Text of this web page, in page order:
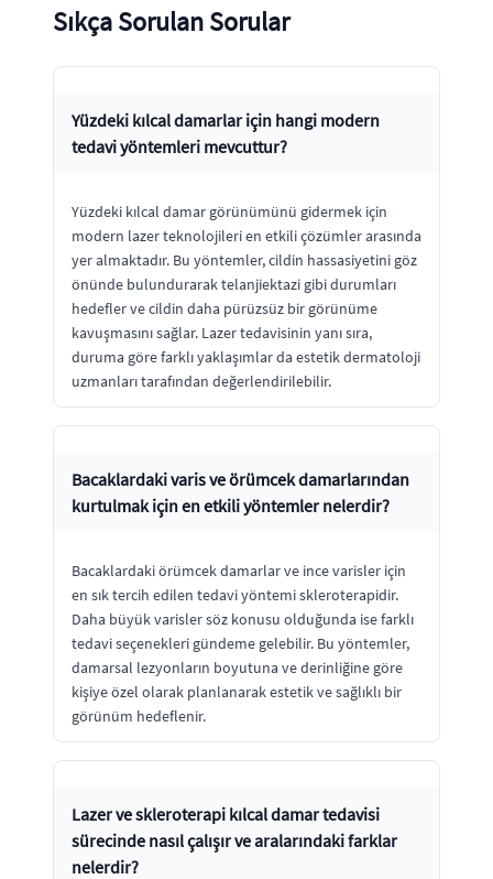
Sıkça Sorulan Sorular
Yüzdeki kılcal damarlar için hangi modern
tedavi yöntemleri mevcuttur?
Yüzdeki kılcal damar görünümünü gidermek için
modern lazer teknolojileri en etkili çözümler arasında
yer almaktadır. Bu yöntemler, cildin hassasiyetini göz
önünde bulundurarak telanjiektazi gibi durumları
hedefler ve cildin daha pürüzsüz bir görünüme
kavuşmasını sağlar. Lazer tedavisinin yanı sıra,
duruma göre farklı yaklaşımlar da estetik dermatoloji
uzmanları tarafından değerlendirilebilir.
Bacaklardaki varis ve örümcek damarlarından
kurtulmak için en etkili yöntemler nelerdir?
Bacaklardaki örümcek damarlar ve ince varisler için
en sık tercih edilen tedavi yöntemi skleroterapidir.
Daha büyük varisler söz konusu olduğunda ise farklı
tedavi seçenekleri gündeme gelebilir. Bu yöntemler,
damarsal lezyonların boyutuna ve derinliğine göre
kişiye özel olarak planlanarak estetik ve sağlıklı bir
görünüm hedeflenir.
Lazer ve skleroterapi kılcal damar tedavisi
sürecinde nasıl çalışır ve aralarındaki farklar
nelerdir?